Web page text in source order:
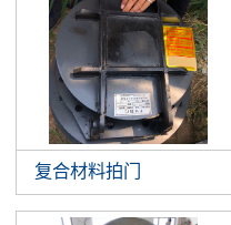
复合材料拍门